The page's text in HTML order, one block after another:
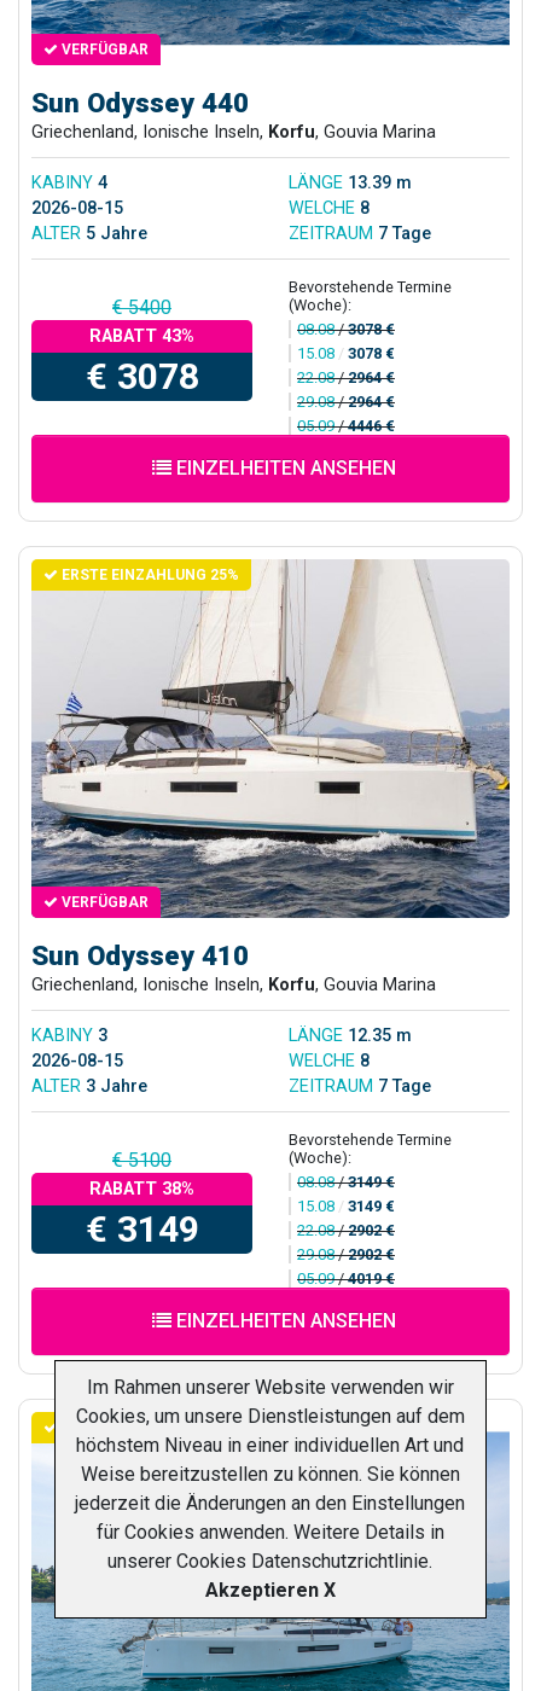
VERFÜGBAR
Sun Odyssey 440
Griechenland, Ionische Inseln, Korfu, Gouvia Marina
KABINY 4 LÄNGE 13.39 m
2026-08-15
WELCHE 8
ALTER 5 Jahre ZEITRAUM 7 Tage
€ 5400
RABATT 43%
€ 3078
Bevorstehende Termine
(Woche):
08.08/3078 €
15.08 / 3078 €
22.08/2964 €
29.08/2964 €
05.09/4446 €
EINZELHEITEN ANSEHEN
ERSTE EINZAHLUNG 25%
VERFÜGBAR
Sun Odyssey 410
Griechenland, Ionische Inseln, Korfu, Gouvia Marina
KABINY 3 LÄNGE 12.35 m
2026-08-15
WELCHE 8
ALTER 3 Jahre ZEITRAUM 7 Tage
€ 5100
RABATT 38%
€ 3149
Bevorstehende Termine
(Woche):
08.08/3149 €
15.08 / 3149 €
22.08/2902 €
29.08/2902 €
05.09/4019 €
EINZELHEITEN ANSEHEN
ERSTE EINZAHLUNG 25%
Im Rahmen unserer Website verwenden wir
Cookies, um unsere Dienstleistungen auf dem
höchstem Niveau in einer individuellen Art und
Weise bereitzustellen zu können. Sie können
jederzeit die Änderungen an den Einstellungen
für Cookies anwenden. Weitere Details in
unsererCookies Datenschutzrichtlinie.
Akzeptieren X